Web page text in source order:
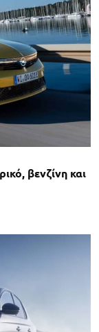
βενζίνη και